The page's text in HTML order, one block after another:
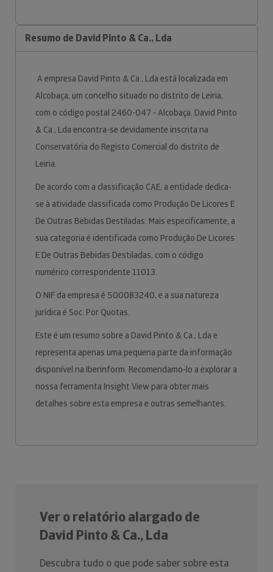
Resumo de David Pinto & Ca., Lda
A empresa David Pinto & Ca., Lda está localizada em
Alcobaça, um concelho situado no distrito de Leiria,
com o código postal 2460-047 - Alcobaça. David Pinto
& Ca., Lda encontra-se devidamente inscrita na
Conservatória do Registo Comercial do distrito de
Leiria.
De acordo com a classificação CAE, a entidade dedica-
se à atividade classificada como Produção De Licores E
De Outras Bebidas Destiladas. Mais especificamente, a
sua categoria é identificada como Produção De Licores
E De Outras Bebidas Destiladas, com o código
numérico correspondente 11013.
O NIF da empresa é 500083240, e a sua natureza
jurídica é Soc. Por Quotas.
Este é um resumo sobre a David Pinto & Ca., Lda e
representa apenas uma pequena parte da informação
disponível na Iberinform. Recomendamo-lo a explorar a
nossa ferramenta Insight View para obter mais
detalhes sobre esta empresa e outras semelhantes.
Ver o relatório alargado de
David Pinto & Ca., Lda
Descubra tudo o que pode saber sobre esta